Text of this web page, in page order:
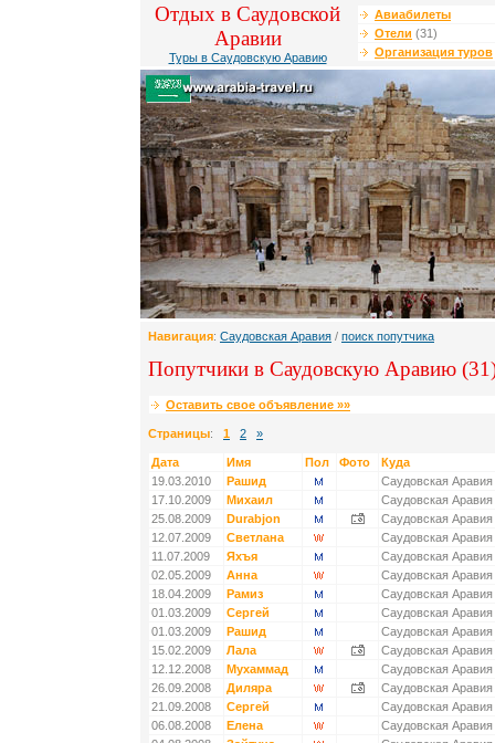
Отдых в Саудовской
Аравии
Туры в Саудовскую Аравию
Авиабилеты
Отели (31)
Организация туров
Навигация: Саудовская Аравия / поиск попутчика
Попутчики в Саудовскую Аравию
Оставить свое объявление »»
Страницы: 1 2 »
Дата Имя Пол Фото
Куда
19.03.2010
Рашид
Саудовская Аравия
17.10.2009
Михаил
Саудовская Аравия
25.08.2009
Durabjon
Саудовская Аравия
12.07.2009
Светлана
Саудовская Аравия
11.07.2009
Яхъя
Саудовская Аравия
02.05.2009
Анна
Саудовская Аравия
18.04.2009
Рамиз
Саудовская Аравия
01.03.2009
Сергей
Саудовская Аравия
01.03.2009
Рашид
Саудовская Аравия
15.02.2009
Лала
Саудовская Аравия
12.12.2008
Мухаммад
Саудовская Аравия
26.09.2008
Диляра
Саудовская Аравия
21.09.2008
Сергей
Саудовская Аравия
06.08.2008
Елена
Саудовская Аравия